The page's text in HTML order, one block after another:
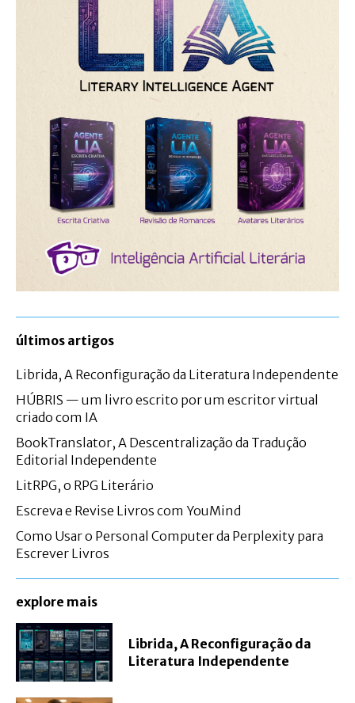
últimos artigos
Librida, A Reconfiguração da Literatura Independente
HÚBRIS — um livro escrito por um escritor virtual
criado com IA
BookTranslator, A Descentralização da Tradução
Editorial Independente
LitRPG, o RPG Literário
Escreva e Revise Livros com YouMind
Como Usar o Personal Computer da Perplexity para
Escrever Livros
explore mais
Librida, A Reconfiguração da
Literatura Independente